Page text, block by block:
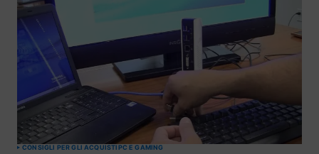
CONSIGLI PER GLI ACQUISTIPC E GAMING